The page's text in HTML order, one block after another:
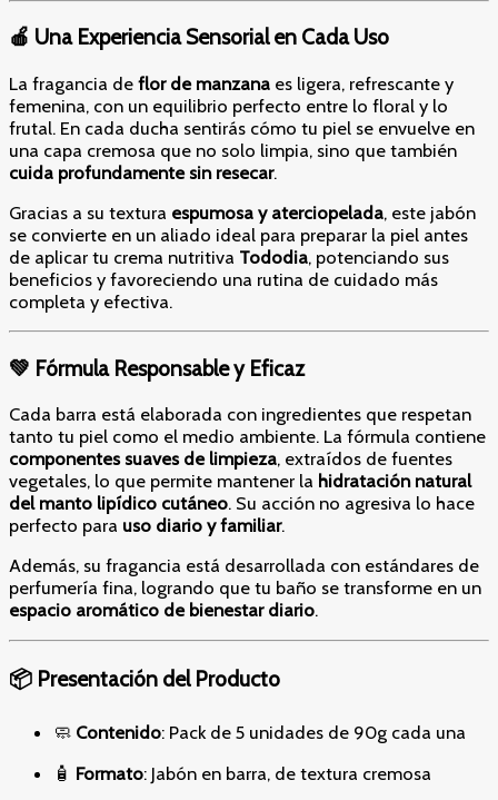
🍎 Una Experiencia Sensorial en Cada Uso
La fragancia de flor de manzana es ligera, refrescante y
femenina, con un equilibrio perfecto entre lo floral y lo
frutal. En cada ducha sentirás cómo tu piel se envuelve en
una capa cremosa que no solo limpia, sino que también
cuida profundamente sin resecar.
Gracias a su textura espumosa y aterciopelada, este jabón
se convierte en un aliado ideal para preparar la piel antes
de aplicar tu crema nutritiva Tododia, potenciando sus
beneficios y favoreciendo una rutina de cuidado más
completa y efectiva.
💚 Fórmula Responsable y Eficaz
Cada barra está elaborada con ingredientes que respetan
tanto tu piel como el medio ambiente. La fórmula contiene
componentes suaves de limpieza, extraídos de fuentes
vegetales, lo que permite mantener la hidratación natural
del manto lipídico cutáneo. Su acción no agresiva lo hace
perfecto para uso diario y familiar.
Además, su fragancia está desarrollada con estándares de
perfumería fina, logrando que tu baño se transforme en un
espacio aromático de bienestar diario.
📦 Presentación del Producto
🧼 Contenido: Pack de 5 unidades de 90g cada una
🧴 Formato: Jabón en barra, de textura cremosa